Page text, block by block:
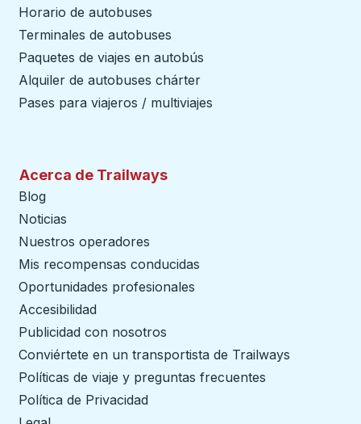
Horario de autobuses
Terminales de autobuses
Paquetes de viajes en autobús
Alquiler de autobuses chárter
Pases para viajeros / multiviajes
Acerca de Trailways
Blog
Noticias
Nuestros operadores
Mis recompensas conducidas
Oportunidades profesionales
Accesibilidad
Publicidad con nosotros
Conviértete en un transportista de Trailways
Políticas de viaje y preguntas frecuentes
Política de Privacidad